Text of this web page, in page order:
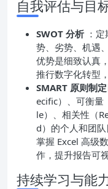
自我评估与目
SWOT 分析 ：
势、劣势、机遇
优势是细致认真
推行数字化转型
SMART 原则制
ecific）、可衡量
le）、相关性（
d）的个人和团
掌握 Excel 高级
作，提升报告可
持续学习与能